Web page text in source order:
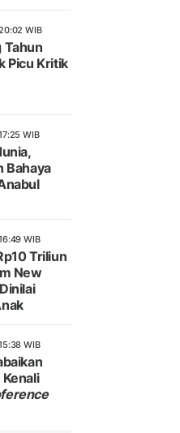
WIB
Tahun
Picu Kritik
WIB
Bahaya
WIB
Triliun
New
WIB